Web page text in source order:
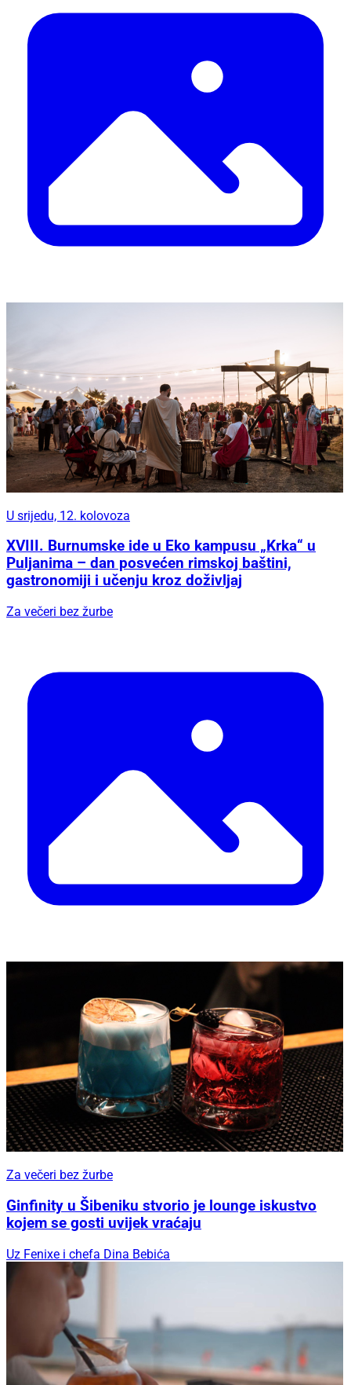
U srijedu, 12. kolovoza
XVIII. Burnumske ide u Eko kampusu „Krka“ u
Puljanima – dan posvećen rimskoj baštini,
gastronomiji i učenju kroz doživljaj
Za večeri bez žurbe
Za večeri bez žurbe
Ginfinity u Šibeniku stvorio je lounge iskustvo
kojem se gosti uvijek vraćaju
Uz Fenixe i chefa Dina Bebića